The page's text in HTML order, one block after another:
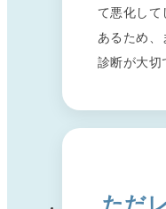
て悪化して
あるため、
診断が大切
ただ